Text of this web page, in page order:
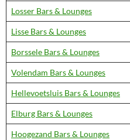
Losser Bars & Lounges
Lisse Bars & Lounges
Borssele Bars & Lounges
Volendam Bars & Lounges
Hellevoetsluis Bars & Lounges
Elburg Bars & Lounges
Hoogezand Bars & Lounges